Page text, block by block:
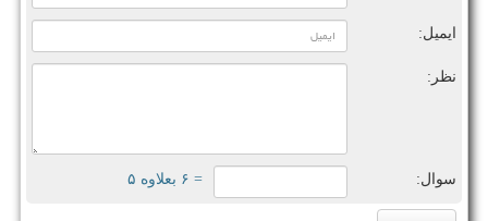
ایمیل:
نظر:
سوال: = ۶ بعلاوه ۵